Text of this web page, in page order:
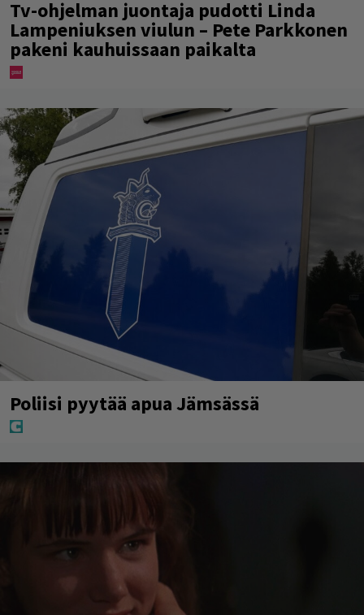
Tv-ohjelman juontaja pudotti Linda
Lampeniuksen viulun – Pete Parkkonen
pakeni kauhuissaan paikalta
Poliisi pyytää apua Jämsässä